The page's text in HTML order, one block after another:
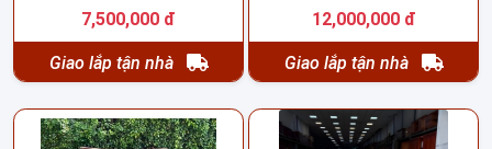
7,500,000 đ
Giao lắp tận nhà
12,000,000 đ
Giao lắp tận nhà